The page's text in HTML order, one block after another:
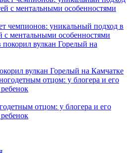
чемпионов: уникальный подход в
с ментальными особенностями
вулкан Горелый на Камчатке
отцом: у блогера и его